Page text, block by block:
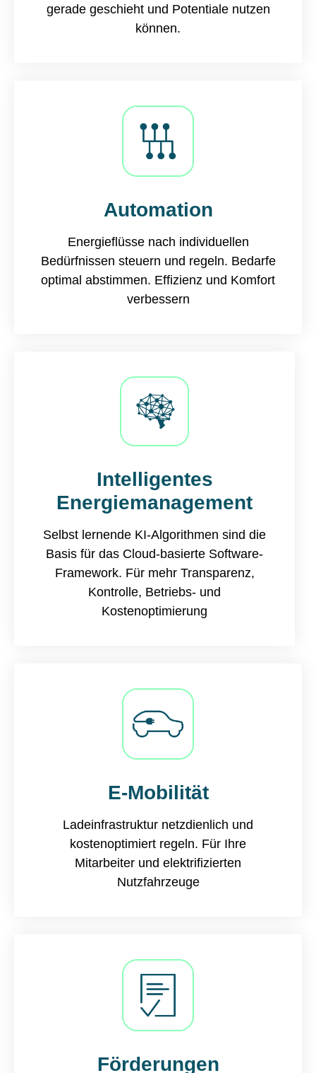
gerade geschieht und Potentiale nutzen
können.​
Automation
Energieflüsse nach individuellen
Bedürfnissen steuern und regeln. Bedarfe
optimal abstimmen. Effizienz und Komfort
verbessern
Intelligentes
Energiemanagement
Selbst lernende KI-Algorithmen sind die
Basis für das Cloud-basierte Software-
Framework. Für mehr Transparenz,
Kontrolle, Betriebs- und
Kostenoptimierung
E-Mobilität
Ladeinfrastruktur netzdienlich und
kostenoptimiert regeln.​ Für Ihre
Mitarbeiter und elektrifizierten
Nutzfahrzeuge
Förderungen